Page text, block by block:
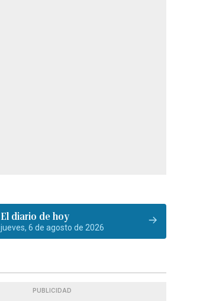
El diario de hoy
jueves, 6 de agosto de 2026
PUBLICIDAD